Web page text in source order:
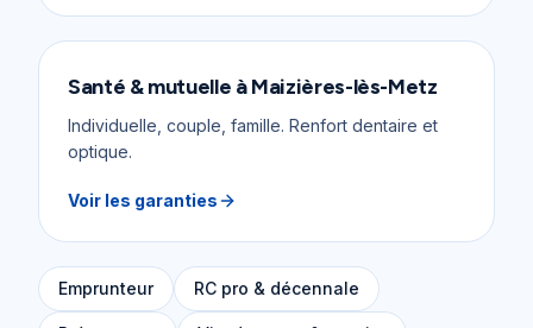
Santé & mutuelle àMaizières-lès-Metz
Individuelle, couple, famille. Renfort dentaire et
optique.
Voir les garanties
Emprunteur RC pro & décennale